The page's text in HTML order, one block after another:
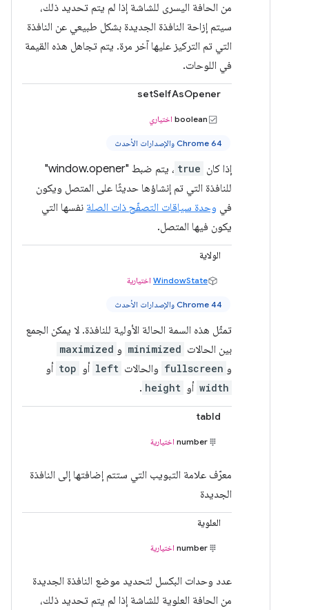
من الحافة اليسرى للشاشة إذا لم يتم تحديد ذلك،
سيتم إزاحة النافذة الجديدة بشكل طبيعي عن النافذة
التي تم التركيز عليها آخر مرة. يتم تجاهل هذه القيمة
في اللوحات.
setSelfAsOpener
boolean اختياري
Chrome 64 والإصدارات الأحدث
إذا كان true
، يتم ضبط "window.opener"
للنافذة التي تم إنشاؤها حديثًا على المتصل ويكون
في وحدة سياقات التصفّح ذات الصلة نفسها التي
يكون فيها المتصل.
الولاية
WindowState اختيارية
Chrome 44 والإصدارات الأحدث
تمثّل هذه السمة الحالة الأولية للنافذة. لا يمكن الجمع
بين الحالات minimized و maximized
و fullscreen والحالات left أو top أو
width أو height
.
tabId
number اختيارية
معرّف علامة التبويب التي ستتم إضافتها إلى النافذة
الجديدة
العلوية
number اختيارية
عدد وحدات البكسل لتحديد موضع النافذة الجديدة
من الحافة العلوية للشاشة إذا لم يتم تحديد ذلك،